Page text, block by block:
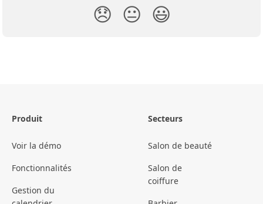
😞 😐 😃
Produit
Voir la démo
Fonctionnalités
Gestion du
Secteurs
Salon de beauté
Salon de
coiffure